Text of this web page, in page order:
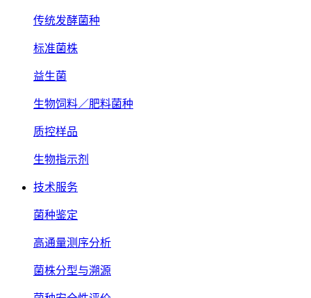
传统发酵菌种
标准菌株
益生菌
生物饲料／肥料菌种
质控样品
生物指示剂
技术服务
菌种鉴定
高通量测序分析
菌株分型与溯源